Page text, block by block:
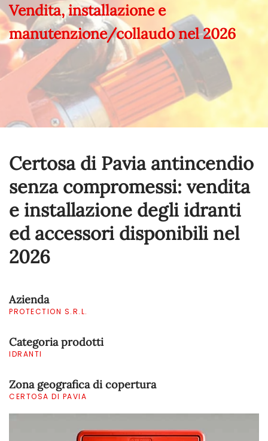
Vendita, installazione e
manutenzione/collaudo nel2026
Certosa di Pavia antincendio
senza compromessi: vendita
e installazione degli idranti
ed accessori disponibili nel
2026
Azienda
PROTECTION S.R.L.
Categoria prodotti
IDRANTI
Zona geografica di copertura
CERTOSA DI PAVIA